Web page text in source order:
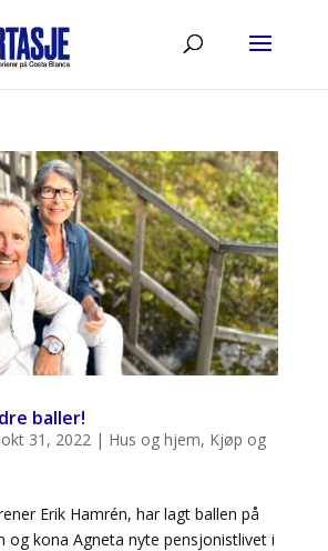
baller!
okt 31, 2022 | Hus og hjem, Kjøp og
Erik Hamrén, har lagt ballen på
og kona Agneta nyte pensjonistlivet i